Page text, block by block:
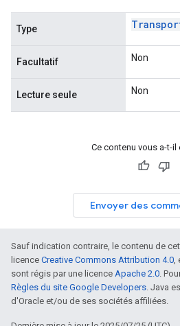
Type
Facultatif Non
Lecture seule Non
Ce contenu vous a-t-il
Envoyer des
Sauf indication contraire, le contenu de
licence Creative Commons Attribution 4.0,
sont régis par une licence Apache 2.0.
Règles du site Google Developers. Java
d'Oracle et/ou de ses sociétés affiliées.